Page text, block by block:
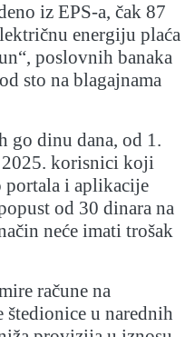
iz EPS-a, čak 87
energiju plaća
poslovnih banaka
sto na blagajnama
go dinu dana, od 1.
2025. korisnici koji
portala i aplikacije
od 30 dinara na
neće imati trošak
račune na
štedionice u narednih